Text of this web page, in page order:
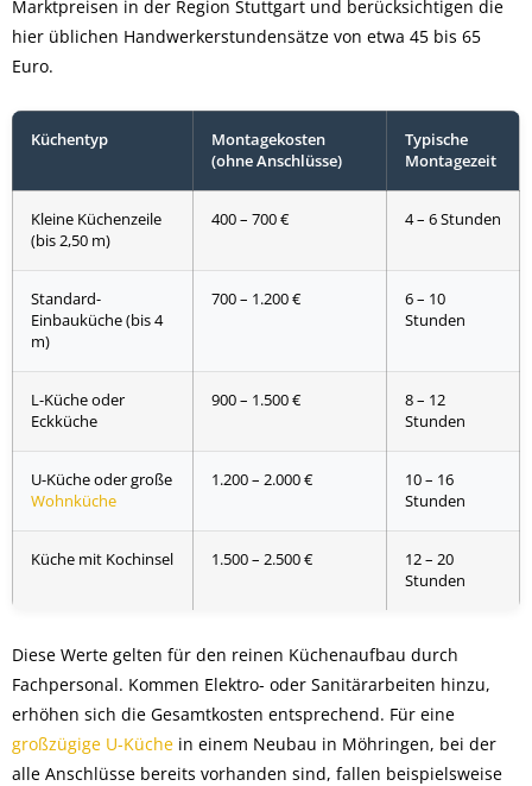
Marktpreisen in der Region Stuttgart und berücksichtigen die
hier üblichen Handwerkerstundensätze von etwa 45 bis 65
Euro.
Küchentyp
Montagekosten
(ohne Anschlüsse)
Typische
Montagezeit
Kleine Küchenzeile
(bis 2,50 m)
400 – 700 € 4 – 6 Stunden
Standard-
Einbauküche (bis 4
m)
700 – 1.200 €
6 – 10
Stunden
L-Küche oder
Eckküche
900 – 1.500 €
8 – 12
Stunden
U-Küche oder große
Wohnküche
1.200 – 2.000 €
10 – 16
Stunden
Küche mit Kochinsel 1.500 – 2.500 €
12 – 20
Stunden
Diese Werte gelten für den reinen Küchenaufbau durch
Fachpersonal. Kommen Elektro- oder Sanitärarbeiten hinzu,
erhöhen sich die Gesamtkosten entsprechend. Für eine
großzügige U-Küche in einem Neubau in Möhringen, bei der
alle Anschlüsse bereits vorhanden sind, fallen beispielsweise